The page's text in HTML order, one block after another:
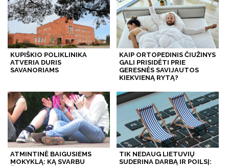
KUPIŠKIO POLIKLINIKA
ATVERIA DURIS
SAVANORIAMS
KAIP ORTOPEDINIS ČIUŽINYS
GALI PRISIDĖTI PRIE
GERESNĖS SAVIJAUTOS
KIEKVIENĄ RYTĄ?
ATMINTINĖ BAIGUSIEMS
MOKYKLĄ: KĄ SVARBU
TIK NEDAUG LIETUVIŲ
SUDERINA DARBĄ IR POILSĮ: